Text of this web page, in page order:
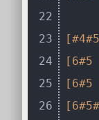
22
23
24
25
26
[6#5
[6#5